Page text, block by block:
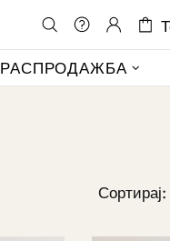
РАСПРОДАЖБА
Сортирај: